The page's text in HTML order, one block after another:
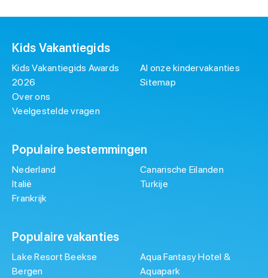
Kids Vakantiegids
Kids Vakantiegids Awards
2026
Over ons
Veelgestelde vragen
Al onze kindervakanties
Sitemap
Populaire bestemmingen
Nederland
Italië
Frankrijk
Canarische Eilanden
Turkije
Populaire vakanties
Lake Resort Beekse
Bergen
Aqua Fantasy Hotel &
Aquapark